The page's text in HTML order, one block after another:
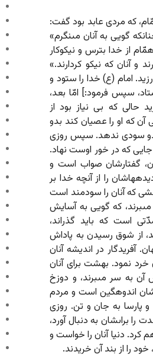
که مردى عابد بود گفت:
گویى به آنان مى‏نگرم»
از خدا بترس و نیکوکار
و آنان که نیکو کردارند.»
امام (ع) خدا را ستود و
سپس فرمود:] امّا بعد،
حالى که بى نیاز بود از
آن که او را عصیان کند بدو
سودى ندهد. سپس روزى
جایى که در خور اوست نهاد.
گفتارشان صواب است و
را از آنچه خدا بر
که آنان را سودمند است
که گویى به آسایش
است که باید گذراند،
از شوق رسیدن به پاداش
آفریدگار در اندیشه آنان
نمود. بهشت براى آنان
به سر مى‏برند، و دوزخ
اندوهگین است و مردم
و پارسا به جان و تن. روزى
را براى‏شان به دنبال آورد،
کرد. دنیا آنان را خواست و
خود را از بند آن خریدند.